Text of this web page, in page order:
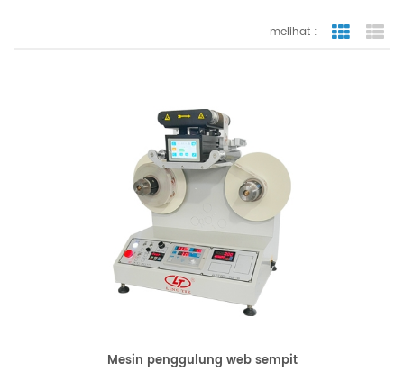
melihat :
Mesin penggulung web sempit